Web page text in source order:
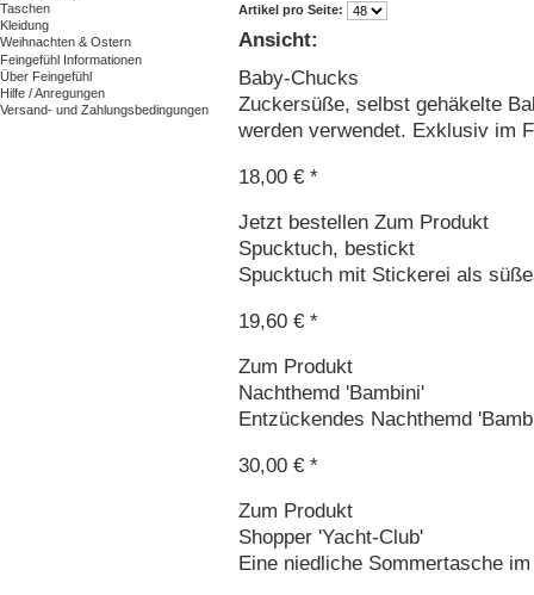
Taschen
Kleidung
Weihnachten & Ostern
Feingefühl Informationen
Über Feingefühl
Hilfe / Anregungen
Versand- und Zahlungsbedingungen
Artikel pro Seite:
Ansicht:
Baby-Chucks
Zuckersüße, selbst gehäkelte
werden verwendet. Exklusiv im
18,00 € *
Jetzt bestellen Zum Produkt
Spucktuch, bestickt
Spucktuch mit Stickerei als
19,60 € *
Zum Produkt
Nachthemd 'Bambini'
Entzückendes Nachthemd
30,00 € *
Zum Produkt
Shopper 'Yacht-Club'
Eine niedliche Sommertasche